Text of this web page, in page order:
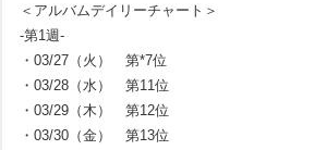
＜アルバムデイリーチャート＞
-第1週-
・03/27（火） 第*7位
・03/28（水） 第11位
・03/29（木） 第12位
・03/30（金） 第13位